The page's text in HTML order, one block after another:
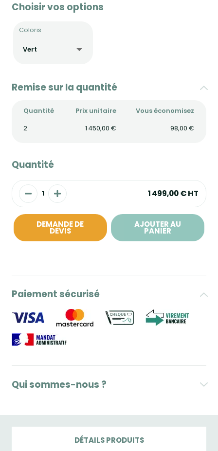
Choisir vos options
Coloris
Remise sur la quantité
Quantité Prix unitaire
Vous économisez
2
1 450,00 € 98,00 €
Quantité
1 499,00 €HT
DEMANDE DE
DEVIS
AJOUTER AU
PANIER
Paiement sécurisé
Qui sommes-nous ?
DÉTAILS PRODUITS